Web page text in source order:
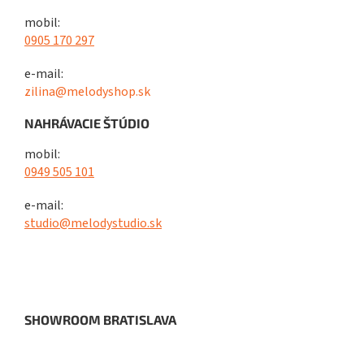
mobil:
0905 170 297
e-mail:
zilina@melodyshop.sk
NAHRÁVACIE ŠTÚDIO
mobil:
0949 505 101
e-mail:
studio@melodystudio.sk
SHOWROOM BRATISLAVA